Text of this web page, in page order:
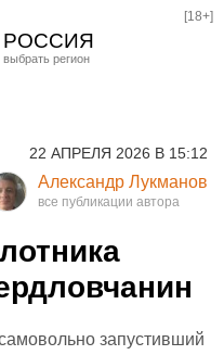
РОССИЯ
Курган
Оренбург
[18+]
22 АПРЕЛЯ 2026 В 15:12
Александр Лукманов
запустивший